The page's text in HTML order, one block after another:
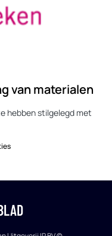
van materialen
hebben stilgelegd met